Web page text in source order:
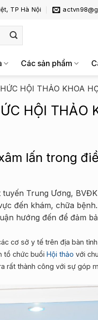
TP Hà Nội
Các sản phẩm
HỘI THẢO KHOA
HỘI THẢO
lấn trong
Trung Ương,
đến khám, chữa
hướng đến để đảm
cơ sở y tế trên địa bàn
tổ chức buổi Hội thảo với
rất thành công với sự góp